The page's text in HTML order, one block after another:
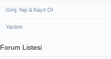
Giriş Yap & Kayıt Ol
Yardım
Forum Listesi